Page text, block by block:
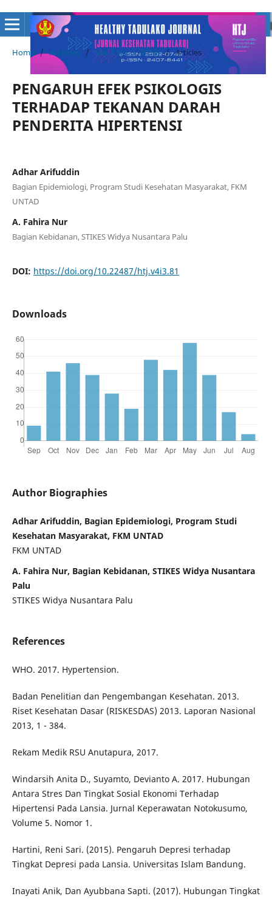
Home / Archives / Vol. 4 No. 3 (2018) / Articles
PENGARUH EFEK PSIKOLOGIS
TERHADAP TEKANAN DARAH
PENDERITA HIPERTENSI
Adhar Arifuddin
Bagian Epidemiologi, Program Studi Kesehatan Masyarakat, FKM
UNTAD
A. Fahira Nur
Bagian Kebidanan, STIKES Widya Nusantara Palu
DOI: https://doi.org/10.22487/htj.v4i3.81
Downloads
Author Biographies
Adhar Arifuddin, Bagian Epidemiologi, Program Studi
Kesehatan Masyarakat, FKM UNTAD
FKM UNTAD
A. Fahira Nur, Bagian Kebidanan, STIKES Widya Nusantara
Palu
STIKES Widya Nusantara Palu
References
WHO. 2017. Hypertension.
Badan Penelitian dan Pengembangan Kesehatan. 2013.
Riset Kesehatan Dasar (RISKESDAS) 2013. Laporan Nasional
2013, 1 - 384.
Rekam Medik RSU Anutapura, 2017.
Windarsih Anita D., Suyamto, Devianto A. 2017. Hubungan
Antara Stres Dan Tingkat Sosial Ekonomi Terhadap
Hipertensi Pada Lansia. Jurnal Keperawatan Notokusumo,
Volume 5. Nomor 1.
Hartini, Reni Sari. (2015). Pengaruh Depresi terhadap
Tingkat Depresi pada Lansia. Universitas Islam Bandung.
Inayati Anik, Dan Ayubbana Sapti. (2017). Hubungan Tingkat